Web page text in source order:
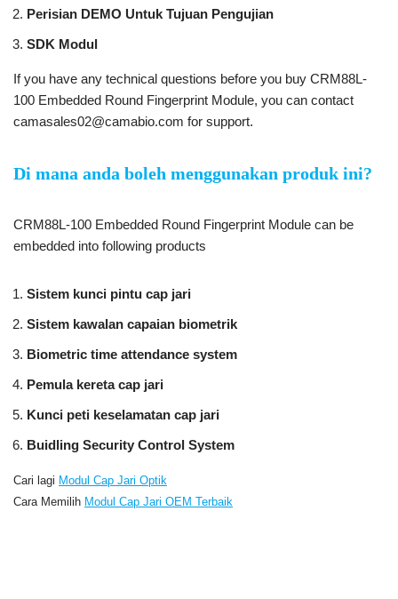
Perisian DEMO Untuk Tujuan Pengujian
SDK Modul
If you have any technical questions before you buy CRM88L-
100 Embedded Round Fingerprint Module, you can contact
camasales02@camabio.com for support.
Di mana anda boleh menggunakan produk ini?
CRM88L-100 Embedded Round Fingerprint Module can be
embedded into following products
Sistem kunci pintu cap jari
Sistem kawalan capaian biometrik
Biometric time attendance system
Pemula kereta cap jari
Kunci peti keselamatan cap jari
Buidling Security Control System
Cari lagi Modul Cap Jari Optik
Cara Memilih Modul Cap Jari OEM Terbaik